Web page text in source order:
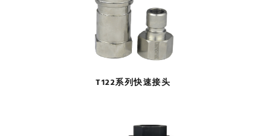
T122系列快速接头